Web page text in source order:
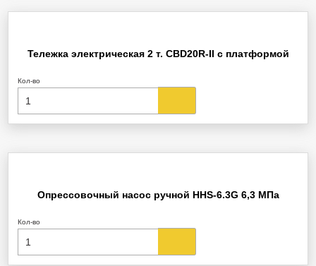
Тележка электрическая 2 т. CBD20R-II с платформой
Кол-во
Опрессовочный насос ручной HHS-6.3G 6,3 МПа
Кол-во